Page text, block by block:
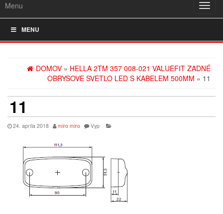
Menu
MENU
DOMOV » HELLA 2TM 357 008-021 VALUEFIT ZADNÉ
OBRYSOVE SVETLO LED S KABELEM 500MM » 11
11
24. apríla 2018 miro miro Vyp